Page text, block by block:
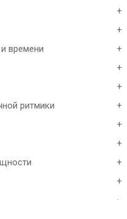
+
+
времени
+
+
+
ритмики
+
+
+
+
+
·